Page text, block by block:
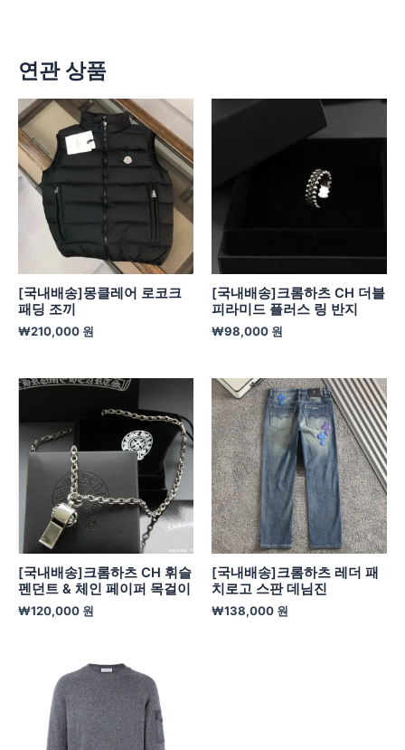
연관 상품
[국내배송]몽클레어 로코크
패딩 조끼
₩210,000 원
[국내배송]크롬하츠 CH 더블
피라미드 플러스 링 반지
₩98,000 원
[국내배송]크롬하츠 CH 휘슬
펜던트 & 체인 페이퍼 목걸이
₩120,000 원
[국내배송]크롬하츠 레더 패
치로고 스판 데님진
₩138,000 원